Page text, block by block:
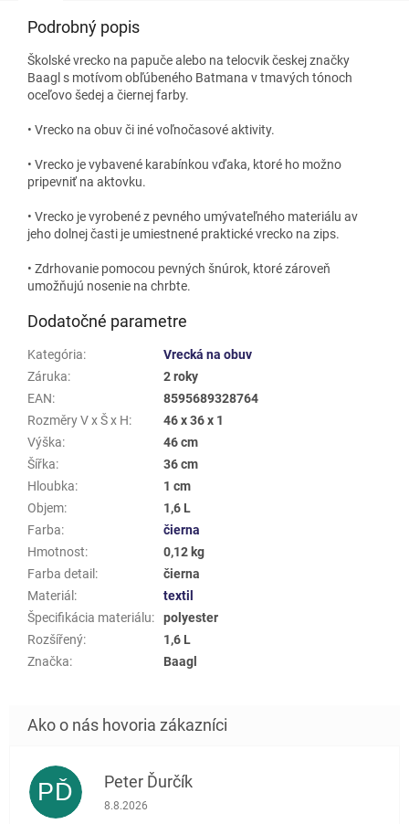
Podrobný popis
Školské vrecko na papuče alebo na telocvik českej značky
Baagl s motívom obľúbeného Batmana v tmavých tónoch
oceľovo šedej a čiernej farby.
• Vrecko na obuv či iné voľnočasové aktivity.
• Vrecko je vybavené karabínkou vďaka, ktoré ho možno
pripevniť na aktovku.
• Vrecko je vyrobené z pevného umývateľného materiálu av
jeho dolnej časti je umiestnené praktické vrecko na zips.
• Zdrhovanie pomocou pevných šnúrok, ktoré zároveň
umožňujú nosenie na chrbte.
Dodatočné parametre
Kategória:
Vrecká na obuv
Záruka:
2 roky
EAN:
8595689328764
Rozměry V x Š x H:
46 x 36 x 1
Výška:
46 cm
Šířka:
36 cm
Hloubka:
1 cm
Objem:
1,6 L
Farba:
čierna
Hmotnost:
0,12 kg
Farba detail :
čierna
Materiál :
textil
Špecifikácia materiálu:
polyester
Rozšířený:
1,6 L
Značka: Baagl
PĎ Peter Ďurčík
Hodnotenie obchodu je 5 z 5 hviezdičiek.
8.8.2026